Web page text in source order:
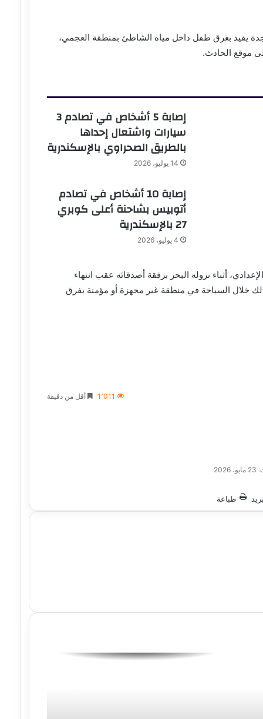
يفيد بغرق طفل داخل مياه الشاطئ بمنطقة العجمي،
موقع الحادث.
إصابة 5 أشخاص في تصادم 3
سيارات واشتعال إحداها
بالطريق الصحراوي بالإسكندرية
14 يوليو، 2026
إصابة 10 أشخاص في تصادم
أتوبيس بشاحنة أعلى كوبري
27 بالإسكندرية
4 يوليو، 2026
أثناء نزوله البحر برفقة أصدقائه عقب انتهاء
خلال السباحة في منطقة غير مجهزة أو مؤمنة بفرق
1٬011 أقل من دقيقة
طباعة